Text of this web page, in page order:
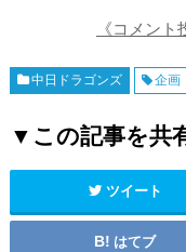
《コメント
中日ドラゴンズ 企画
▼この記事を共
ツイート
はてブ